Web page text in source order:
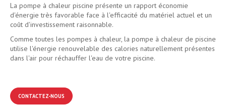
La pompe à chaleur piscine présente un rapport économie
d'énergie très favorable face à l'efficacité du matériel actuel et un
coût d'investissement raisonnable.
Comme toutes les pompes à chaleur, la pompe à chaleur de piscine
utilise l'énergie renouvelable des calories naturellement présentes
dans l'air pour réchauffer l'eau de votre piscine.
CONTACTEZ-NOUS